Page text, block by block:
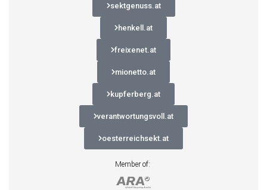
sektgenuss.at
henkell.at
freixenet.at
mionetto.at
kupferberg.at
verantwortungsvoll.at
oesterreichsekt.at
Member of: